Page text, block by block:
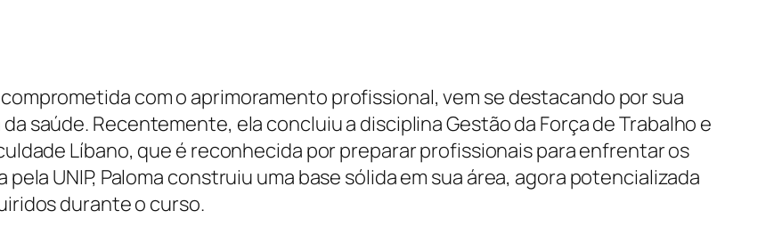
com o aprimoramento profissional, vem se destacando por sua
saúde. Recentemente, ela concluiu a disciplina Gestão da Força de Trabalho e
Líbano, que é reconhecida por preparar profissionais para enfrentar os
UNIP, Paloma construiu uma base sólida em sua área, agora potencializada
durante o curso.